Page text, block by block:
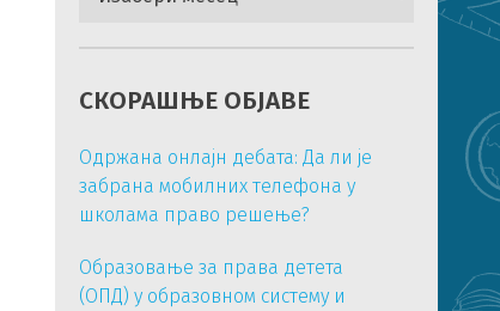
СКОРАШЊЕ ОБЈАВЕ
Одржана онлајн дебата: Да ли је
забрана мобилних телефона у
школама право решење?
Образовање за права детета
(ОПД) у образовном систему и